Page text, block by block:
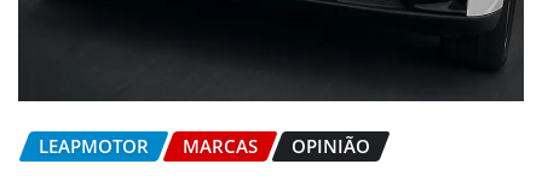
LEAPMOTOR MARCAS OPINIÃO